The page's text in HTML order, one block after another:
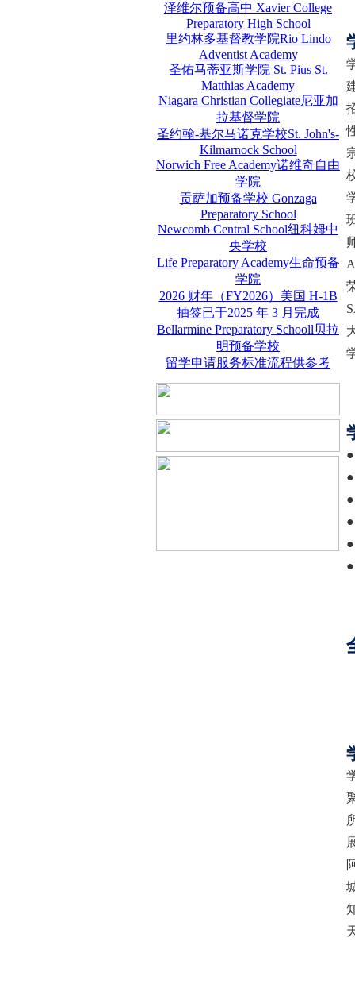
泽维尔预备高中 Xavier College
Preparatory High School
里约林多基督教学院Rio Lindo
Adventist Academy
圣佑马蒂亚斯学院 St. Pius St.
Matthias Academy
Niagara Christian Collegiate尼亚加
拉基督学院
圣约翰-基尔马诺克学校St. John's-
Kilmarnock School
Norwich Free Academy诺维奇自由
学院
贡萨加预备学校 Gonzaga
Preparatory School
Newcomb Central School纽科姆中
央学校
Life Preparatory Academy生命预备
学院
2026 财年（FY2026）美国 H-1B
抽签已于2025 年 3 月完成
Bellarmine Preparatory Schooll贝拉
明预备学校
留学申请服务标准流程供参考
●
●
●
●
●
●